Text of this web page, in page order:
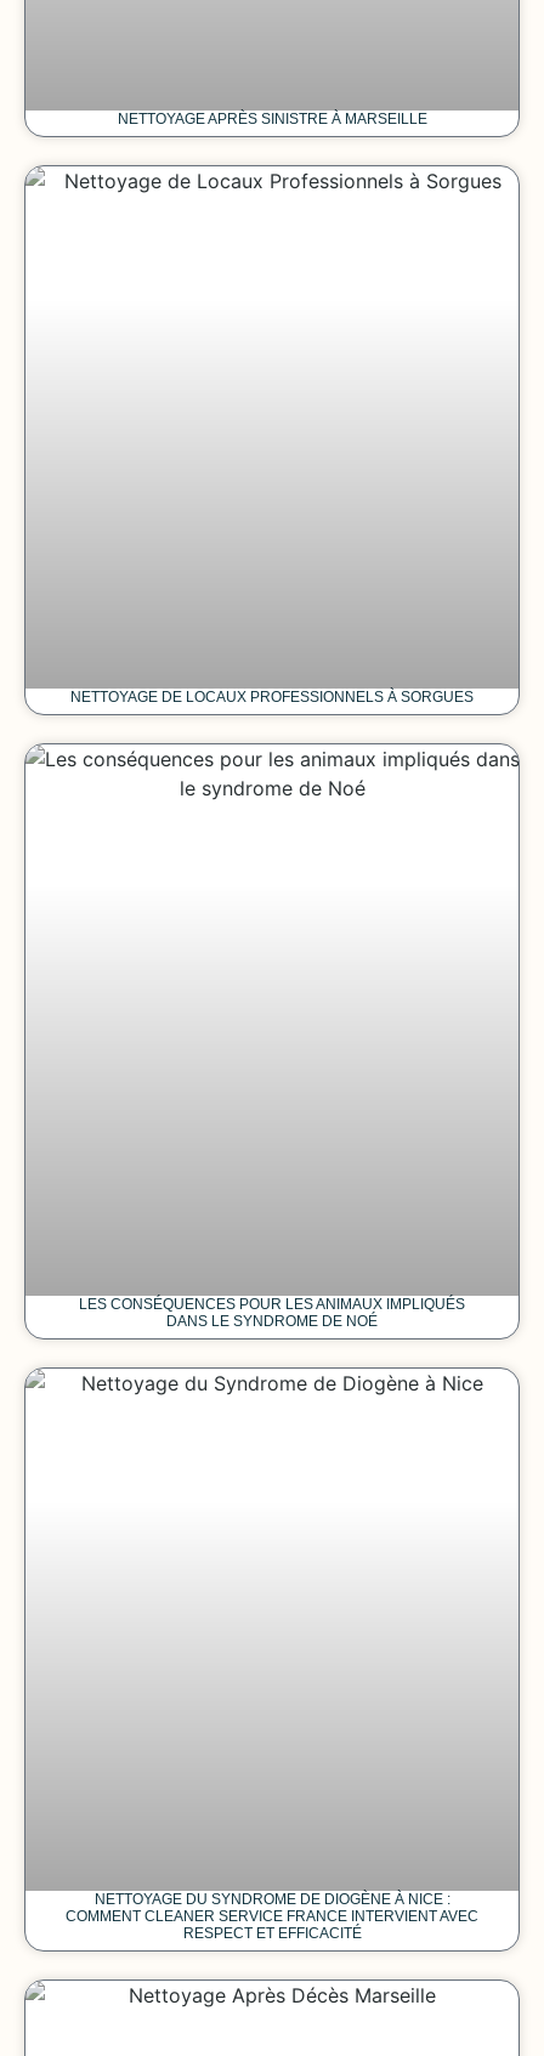
NETTOYAGE APRÈS SINISTRE À MARSEILLE
NETTOYAGE DE LOCAUX PROFESSIONNELS À SORGUES
LES CONSÉQUENCES POUR LES ANIMAUX IMPLIQUÉS
DANS LE SYNDROME DE NOÉ
NETTOYAGE DU SYNDROME DE DIOGÈNE À NICE :
COMMENT CLEANER SERVICE FRANCE INTERVIENT AVEC
RESPECT ET EFFICACITÉ